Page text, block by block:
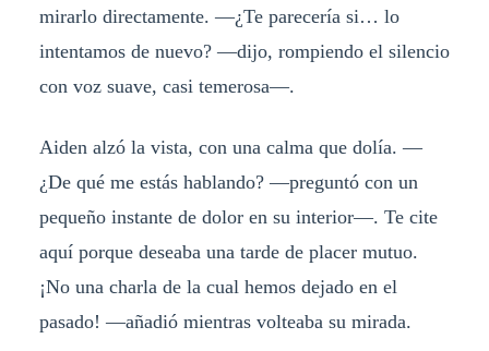
mirarlo directamente. —¿Te parecería si… lo
intentamos de nuevo? —dijo, rompiendo el silencio
con voz suave, casi temerosa—.
Aiden alzó la vista, con una calma que dolía. —
¿De qué me estás hablando? —preguntó con un
pequeño instante de dolor en su interior—. Te cite
aquí porque deseaba una tarde de placer mutuo.
¡No una charla de la cual hemos dejado en el
pasado! —añadió mientras volteaba su mirada.